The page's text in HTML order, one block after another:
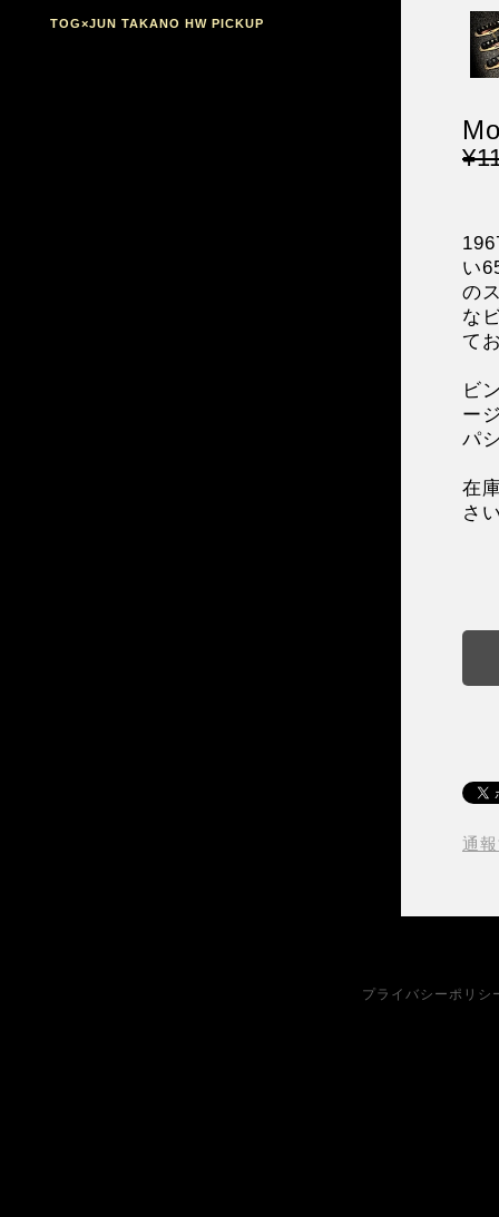
TOG×JUN TAKANO HW PICKUP
い
の
な
て
ビ
ー
パ
在
さ
通
プライバシーポリシ